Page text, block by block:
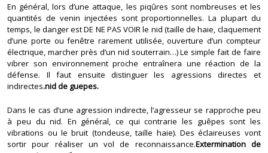
En général, lors d’une attaque, les piqûres sont nombreuses et les
quantités de venin injectées sont proportionnelles. La plupart du
temps, le danger est DE NE PAS VOIR le nid (taille de haie, claquement
d’une porte ou fenêtre rarement utilisée, ouverture d’un compteur
électrique, marcher près d’un nid souterrain…) Le simple fait de faire
vibrer son environnement proche entraînera une réaction de la
défense. Il faut ensuite distinguer les agressions directes et
indirectes.nid de guepes.
Dans le cas d’une agression indirecte, l’agresseur se rapproche peu
à peu du nid. En général, ce qui contrarie les guêpes sont les
vibrations ou le bruit (tondeuse, taille haie). Des éclaireuses vont
sortir pour réaliser un vol de reconnaissance.Extermination de